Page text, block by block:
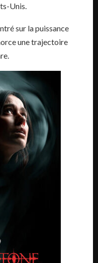
Unis.
sur la puissance
une trajectoire